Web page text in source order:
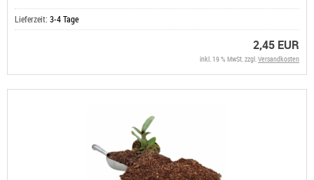
Lieferzeit: 3-4 Tage
2,45 EUR
inkl. 19 % MwSt. zzgl.Versandkosten